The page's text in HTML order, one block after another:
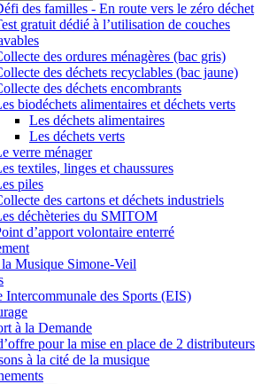
des familles - En route vers le zéro déchet
gratuit dédié à l’utilisation de couches
des ordures ménagères (bac gris)
des déchets recyclables (bac jaune)
des déchets encombrants
biodéchets alimentaires et déchets verts
Les déchets alimentaires
Les déchets verts
verre ménager
textiles, linges et chaussures
piles
des cartons et déchets industriels
déchèteries du SMITOM
d’apport volontaire enterré
Musique Simone-Veil
Intercommunale des Sports (EIS)
à la Demande
pour la mise en place de 2 distributeurs
à la cité de la musique